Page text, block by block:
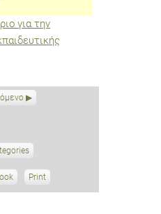
για την
Print